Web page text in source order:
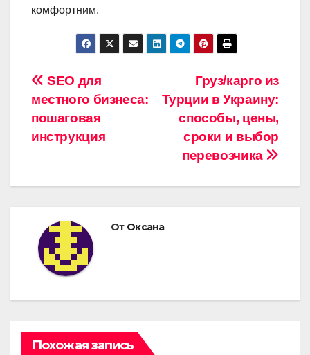
комфортним.
Навигация
по
записям
Груз/карго из
Турции в Украину:
способы, цены,
сроки и выбор
перевозчика
SEO для
местного бизнеса:
пошаговая
инструкция
От Оксана
Похожая запись